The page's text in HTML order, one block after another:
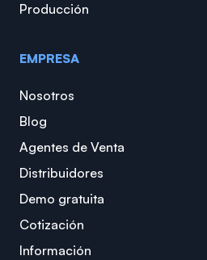
Producción
EMPRESA
Nosotros
Blog
Agentes de Venta
Distribuidores
Demo gratuita
Cotización
Información